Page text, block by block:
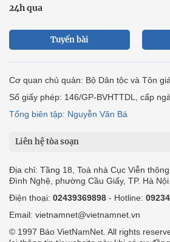
24h qua
Tuyến bài
Cơ quan chủ quản: Bộ Dân tộc và Tôn
Số giấy phép: 146/GP-BVHTTDL, cấp
Tổng biên tập: Nguyễn Văn Bá
Liên hệ tòa soạn
Địa chỉ: Tầng 18, Toà nhà Cục Viễn
Đình Nghệ, phường Cầu Giấy, TP. Hà Nội.
Điện thoại: 02439369898 - Hotline:
Email: vietnamnet@vietnamnet.vn
© 1997 Báo VietNamNet. All rights